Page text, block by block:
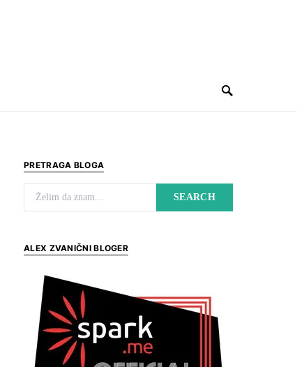
PRETRAGA BLOGA
Search for:
SEARCH
ALEX ZVANIČNI BLOGER